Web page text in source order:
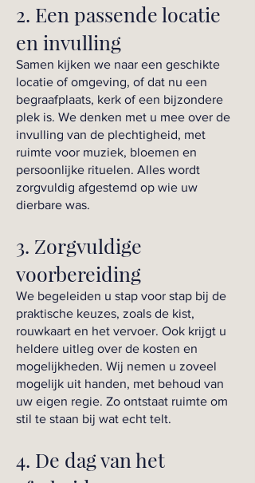
2. Een passende locatie
en invulling
Samen kijken we naar een geschikte
locatie of omgeving, of dat nu een
begraafplaats, kerk of een bijzondere
plek is. We denken met u mee over de
invulling van de plechtigheid, met
ruimte voor muziek, bloemen en
persoonlijke rituelen. Alles wordt
zorgvuldig afgestemd op wie uw
dierbare was.
3. Zorgvuldige
voorbereiding
We begeleiden u stap voor stap bij de
praktische keuzes, zoals de kist,
rouwkaart en het vervoer. Ook krijgt u
heldere uitleg over de kosten en
mogelijkheden. Wij nemen u zoveel
mogelijk uit handen, met behoud van
uw eigen regie. Zo ontstaat ruimte om
stil te staan bij wat echt telt.
4. De dag van het